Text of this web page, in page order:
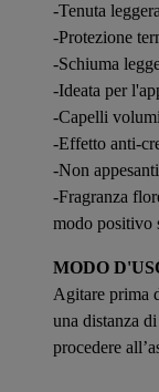
-Tenuta leggera
-Protezione
-Schiuma
-Ideata per
-Capelli
-Effetto anti-
-Non
-Fragranza
modo positivo
MODO
Agitare prima
una distanza
procedere